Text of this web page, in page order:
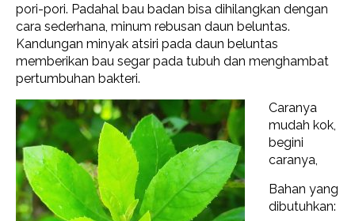
pori-pori. Padahal bau badan bisa dihilangkan dengan
cara sederhana, minum rebusan daun beluntas.
Kandungan minyak atsiri pada daun beluntas
memberikan bau segar pada tubuh dan menghambat
pertumbuhan bakteri.
Caranya
mudah kok,
begini
caranya,
Bahan yang
dibutuhkan: